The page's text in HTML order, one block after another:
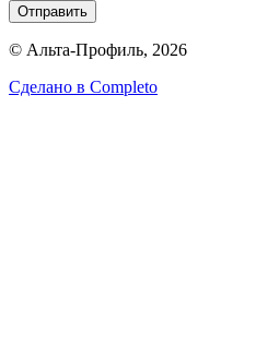
Отправить
© Альта-Профиль, 2026
Сделано в Completo